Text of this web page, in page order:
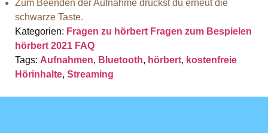
Zum Beenden der Aufnahme drückst du erneut die
schwarze Taste.
Kategorien: Fragen zu hörbert Fragen zum Bespielen
hörbert 2021 FAQ
Tags: Aufnahmen, Bluetooth, hörbert, kostenfreie
Hörinhalte, Streaming